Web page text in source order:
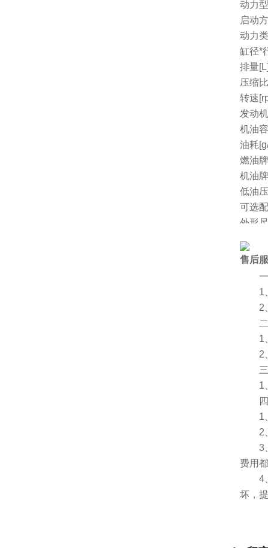
动力
启动
动力
缸径*
排量
压缩比
转速
发动
机油
油耗
燃油
机油
低油
可选
外形
厂家
售后
一
1、
2、
二
1、
2、
三
1、
四
1、
2、
3、
费用
4、
坏，